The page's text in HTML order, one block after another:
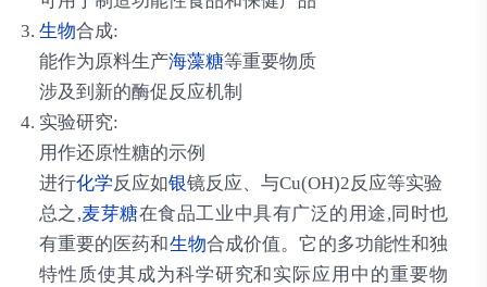
生物合成:
能作为原料生产海藻糖等重要物质
涉及到新的酶促反应机制
实验研究:
用作还原性糖的示例
进行化学反应如银镜反应、与Cu(OH)2反应等实验
总之,麦芽糖在食品工业中具有广泛的用途,同时也
有重要的医药和生物合成价值。它的多功能性和独
特性质使其成为科学研究和实际应用中的重要物